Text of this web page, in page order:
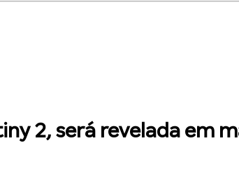
2, será revelada em